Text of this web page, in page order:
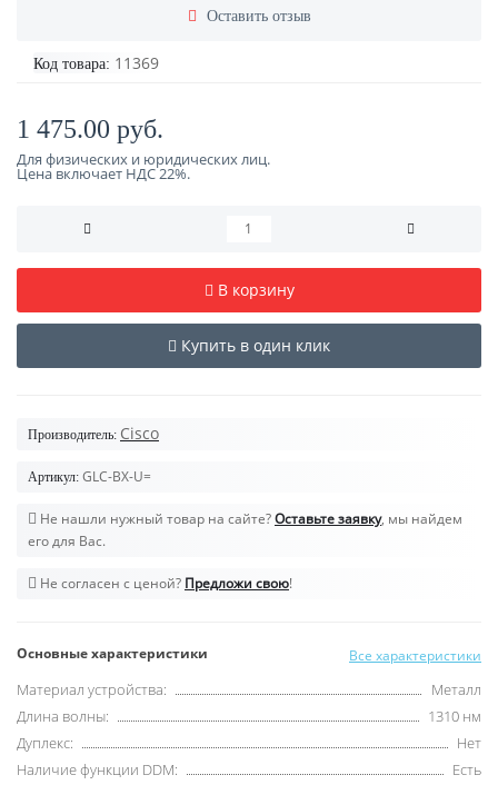
Оставить отзыв
Код товара: 11369
1 475.00 руб.
Для физических и юридических лиц.
Цена включает НДС 22%.
В корзину
Купить в один клик
Производитель: Cisco
Артикул: GLC-BX-U=
Не нашли нужный товар на сайте?Оставьте заявку, мы найдем
его для Вас.
Не согласен с ценой? Предложи свою!
Основные характеристики Все характеристики
Материал устройства:
Металл
Длина волны:
1310 нм
Дуплекс:
Нет
Наличие функции DDM:
Есть